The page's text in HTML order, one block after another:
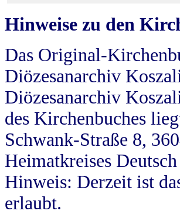
Hinweise zu den
Das Original-
Diözesanarchiv
Diözesanarchiv
des Kirchenbuches
Schwank-Straße 8,
Heimatkreises
Hinweis: Derzeit ist
erlaubt.